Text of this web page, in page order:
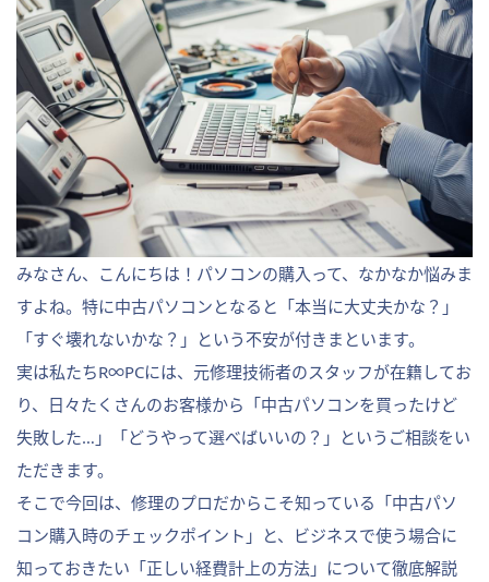
みなさん、こんにちは！パソコンの購入って、なかなか悩みま
すよね。特に中古パソコンとなると「本当に大丈夫かな？」
「すぐ壊れないかな？」という不安が付きまといます。
実は私たちR∞PCには、元修理技術者のスタッフが在籍してお
り、日々たくさんのお客様から「中古パソコンを買ったけど
失敗した…」「どうやって選べばいいの？」というご相談をい
ただきます。
そこで今回は、修理のプロだからこそ知っている「中古パソ
コン購入時のチェックポイント」と、ビジネスで使う場合に
知っておきたい「正しい経費計上の方法」について徹底解説